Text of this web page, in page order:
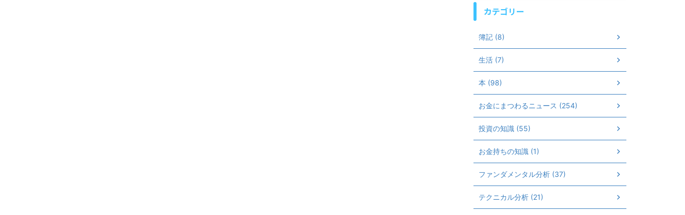
カテゴリー
簿記 (8)
生活 (7)
本 (98)
お金にまつわるニュース (254)
投資の知識 (55)
お金持ちの知識 (1)
ファンダメンタル分析 (37)
テクニカル分析 (21)